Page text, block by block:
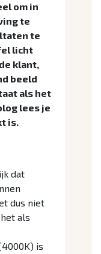
om in
te
te
licht
klant,
beeld
als het
lees je
is.
dat
dus niet
als
is